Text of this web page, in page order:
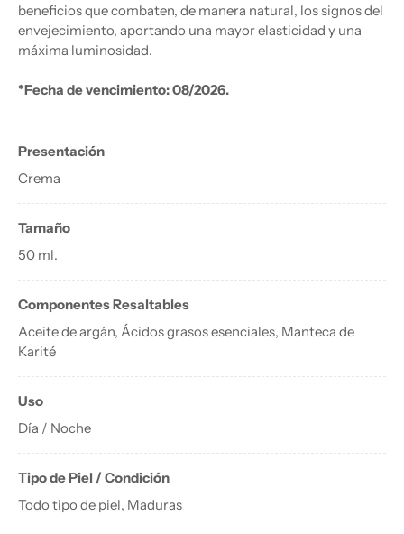
beneficios que combaten, de manera natural, los signos del
envejecimiento, aportando una mayor elasticidad y una
máxima luminosidad.
*Fecha de vencimiento: 08/2026.
Presentación
Crema
Tamaño
50 ml.
Componentes Resaltables
Aceite de argán, Ácidos grasos esenciales, Manteca de
Karité
Uso
Día / Noche
Tipo de Piel / Condición
Todo tipo de piel, Maduras